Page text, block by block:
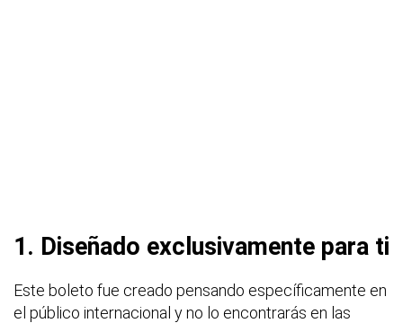
1. Diseñado exclusivamente para ti
Este boleto fue creado pensando específicamente en
el público internacional y no lo encontrarás en las